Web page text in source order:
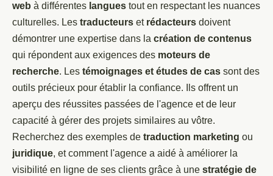
web à différentes langues tout en respectant les nuances
culturelles. Les traducteurs et rédacteurs doivent
démontrer une expertise dans la création de contenus
qui répondent aux exigences des moteurs de
recherche. Les témoignages et études de cas sont des
outils précieux pour établir la confiance. Ils offrent un
aperçu des réussites passées de l'agence et de leur
capacité à gérer des projets similaires au vôtre.
Recherchez des exemples de traduction marketing ou
juridique, et comment l'agence a aidé à améliorer la
visibilité en ligne de ses clients grâce à une stratégie de